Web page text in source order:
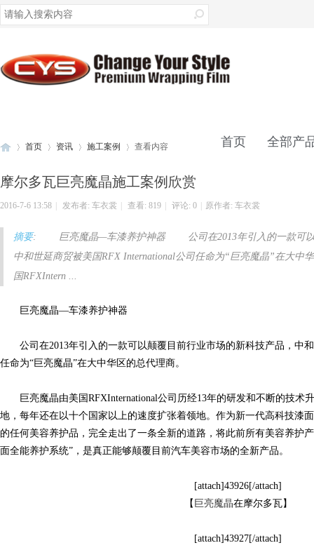
首页 全部产
联系我们
车 ›
首页
›
资讯
›
施工案例 查看内容
摩尔多瓦巨亮魔晶施工案例欣赏
2016-7-6 13:58 发布者: 车衣裳 查看: 819 评论: 0 原作者: 车衣裳
摘要: 巨亮魔晶—车漆养护神器 公司在2013年引入的一款可以
中和世延商贸被美国RFX International公司任命为“巨亮魔晶”在大
国RFXIntern ...
巨亮魔晶—车漆养护神器
公司在2013年引入的一款可以颠覆目前行业市场的新科技产品，中和
任命为“巨亮魔晶”在大中华区的总代理商。
巨亮魔晶由美国RFXInternational公司历经13年的研发和不断的技术
地，每年还在以十个国家以上的速度扩张着领地。作为新一代高科技漆
的任何美容养护品，完全走出了一条全新的道路，将此前所有美容养护
面全能养护系统”，是真正能够颠覆目前汽车美容市场的全新产品。
[attach]43926[/attach]
【 巨亮魔晶在摩尔多瓦】
[attach]43927[/attach]